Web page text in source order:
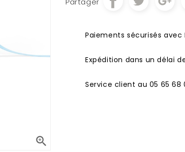

Paiements sécurisés avec
Expédition dans un délai
Service client au 05 65 68